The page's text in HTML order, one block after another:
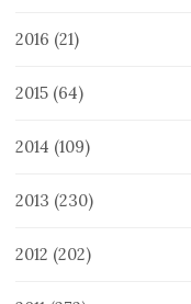
2016 (21)
2015 (64)
2014 (109)
2013 (230)
2012 (202)